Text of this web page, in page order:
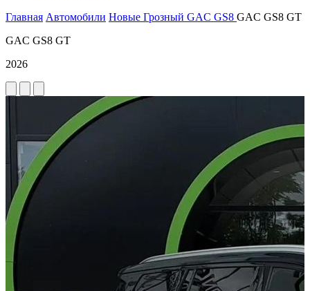
Главная Автомобили Новые Грозный GAC GS8 GAC GS8 GT
GAC GS8 GT
2026